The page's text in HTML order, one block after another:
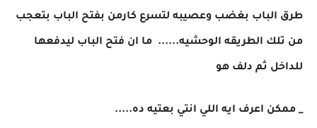
طرق الباب بغضب وعصيبه لتسرع كارمن بفتح الباب بتعجب
من تلك الطريقه الوحشيه...... ما ان فتح الباب ليدفعها
للداخل ثم دلف هو
_ ممكن اعرف ايه اللي انتي بعتيه ده.....